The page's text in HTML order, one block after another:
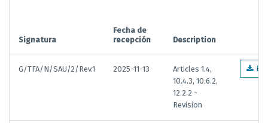
Signatura
Fecha de
recepción
Description
G/TFA/N/SAU/2/Rev.1 2025-11-13
Articles 1.4,
10.4.3, 10.6.2,
12.2.2 -
Revision
EN